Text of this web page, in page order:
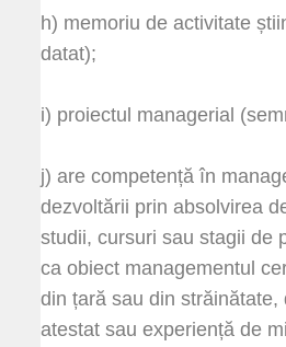
h) memoriu de activitate
datat);
i) proiectul managerial
j) are competență în
dezvoltării prin absolvirea
studii, cursuri sau stagii de
ca obiect managementul
din țară sau din străinătate,
atestat sau experiență de